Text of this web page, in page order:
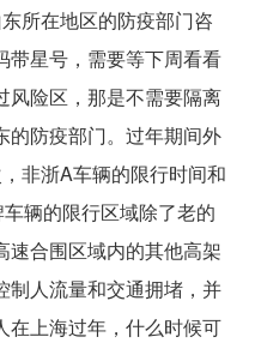
所在地区的防疫部门咨
带星号，需要等下周看看
风险区，那是不需要隔离
的防疫部门。过年期间外
非浙A车辆的限行时间和
辆的限行区域除了老的
速合围区域内的其他高架
制人流量和交通拥堵，并
在上海过年，什么时候可